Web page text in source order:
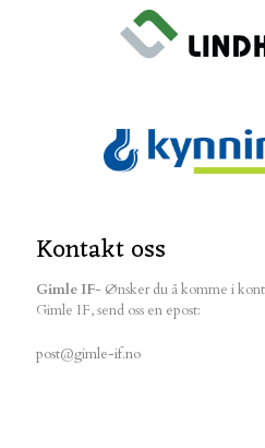
Kontakt oss
Gimle IF- Ønsker du å komme i
Gimle IF, send oss en epost:
post@gimle-if.no